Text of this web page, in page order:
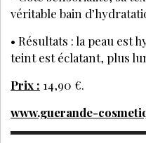
véritable bain
• Résultats : la peau est
teint est éclatant, plus
Prix : 14,90 €.
www.guerande-